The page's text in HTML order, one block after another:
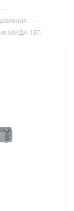
—
—
МИДА-13П